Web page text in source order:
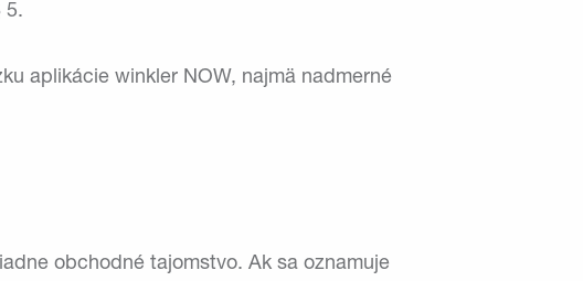
5.
aplikácie winkler NOW, najmä nadmerné
obchodné tajomstvo. Ak sa oznamuje